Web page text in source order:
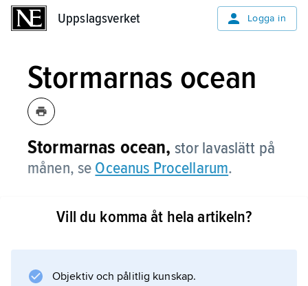
Uppslagsverket Logga in
Stormarnas ocean
Stormarnas ocean, stor lavaslätt på
månen, se Oceanus Procellarum.
Vill du komma åt hela artikeln?
Objektiv och pålitlig kunskap.